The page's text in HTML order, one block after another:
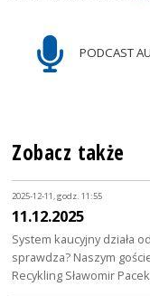
PODCAST
Zobacz także
2025-12-11, godz. 11:55
11.12.2025
System kaucyjny działa
sprawdza? Naszym
Recykling Sławomir